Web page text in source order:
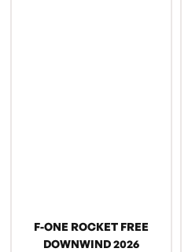
F-ONE ROCKET FREE
DOWNWIND 2026